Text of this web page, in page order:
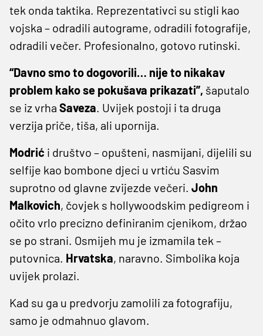
tek onda taktika. Reprezentativci su stigli kao
vojska – odradili autograme, odradili fotografije,
odradili večer. Profesionalno, gotovo rutinski.
“Davno smo to dogovorili… nije to nikakav
problem kako se pokušava prikazati”, šaputalo
se iz vrha Saveza. Uvijek postoji i ta druga
verzija priče, tiša, ali upornija.
Modrić i društvo – opušteni, nasmijani, dijelili su
selfije kao bombone djeci u vrtiću Sasvim
suprotno od glavne zvijezde večeri. John
Malkovich, čovjek s hollywoodskim pedigreom i
očito vrlo precizno definiranim cjenikom, držao
se po strani. Osmijeh mu je izmamila tek –
putovnica. Hrvatska, naravno. Simbolika koja
uvijek prolazi.
Kad su ga u predvorju zamolili za fotografiju,
samo je odmahnuo glavom.